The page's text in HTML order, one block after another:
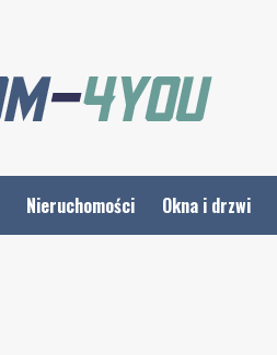
Nieruchomości Okna i drzwi